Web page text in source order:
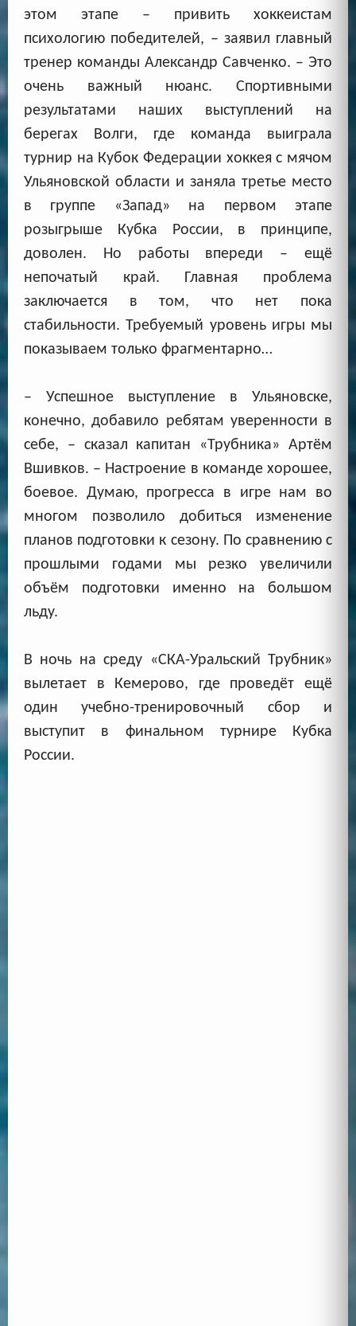
этом этапе – привить хоккеистам
психологию победителей, – заявил главный
тренер команды Александр Савченко. – Это
очень важный нюанс. Спортивными
результатами наших выступлений на
берегах Волги, где команда выиграла
турнир на Кубок Федерации хоккея с мячом
Ульяновской области и заняла третье место
в группе «Запад» на первом этапе
розыгрыше Кубка России, в принципе,
доволен. Но работы впереди – ещё
непочатый край. Главная проблема
заключается в том, что нет пока
стабильности. Требуемый уровень игры мы
показываем только фрагментарно…
– Успешное выступление в Ульяновске,
конечно, добавило ребятам уверенности в
себе, – сказал капитан «Трубника» Артём
Вшивков. – Настроение в команде хорошее,
боевое. Думаю, прогресса в игре нам во
многом позволило добиться изменение
планов подготовки к сезону. По сравнению с
прошлыми годами мы резко увеличили
объём подготовки именно на большом
льду.
В ночь на среду «СКА-Уральский Трубник»
вылетает в Кемерово, где проведёт ещё
один учебно-тренировочный сбор и
выступит в финальном турнире Кубка
России.